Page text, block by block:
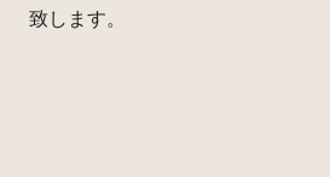
致します。